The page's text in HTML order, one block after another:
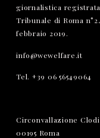
giornalistica
Tribunale di Roma
febbraio 2019.
info@wewelfare.it
Tel. +39 06 56549064
Circonvallazione
00195 Roma